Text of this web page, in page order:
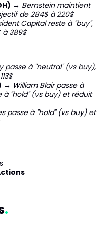
→ Bernstein maintient
de 284$ à 220$
Capital reste à "buy",
à 389$
passe à "neutral" (vs buy),
→ William Blair passe à
à "hold" (vs buy) et réduit
passe à "hold" (vs buy) et